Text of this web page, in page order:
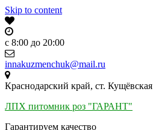
Skip to content
c 8:00 до 20:00
innakuzmenchuk@mail.ru
Краснодарский край, ст. Кущёвская
ЛПХ питомник роз "ГАРАНТ"
Гарантируем качество